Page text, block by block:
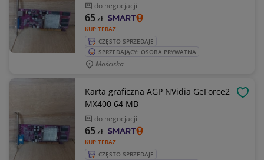
do negocjacji
KUP TERAZ
65zł
CZĘSTO SPRZEDAJE
SPRZEDAJĄCY: OSOBA PRYWATNA
Mościska
Karta graficzna AGP NVidia GeForce2
MX400 64 MB
do negocjacji
KUP TERAZ
65zł
CZĘSTO SPRZEDAJE